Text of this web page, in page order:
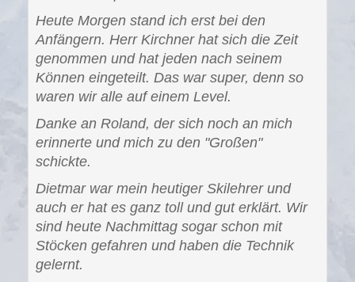
Heute Morgen stand ich erst bei den
Anfängern. Herr Kirchner hat sich die Zeit
genommen und hat jeden nach seinem
Können eingeteilt. Das war super, denn so
waren wir alle auf einem Level.
Danke an Roland, der sich noch an mich
erinnerte und mich zu den "Großen"
schickte.
Dietmar war mein heutiger Skilehrer und
auch er hat es ganz toll und gut erklärt. Wir
sind heute Nachmittag sogar schon mit
Stöcken gefahren und haben die Technik
gelernt.